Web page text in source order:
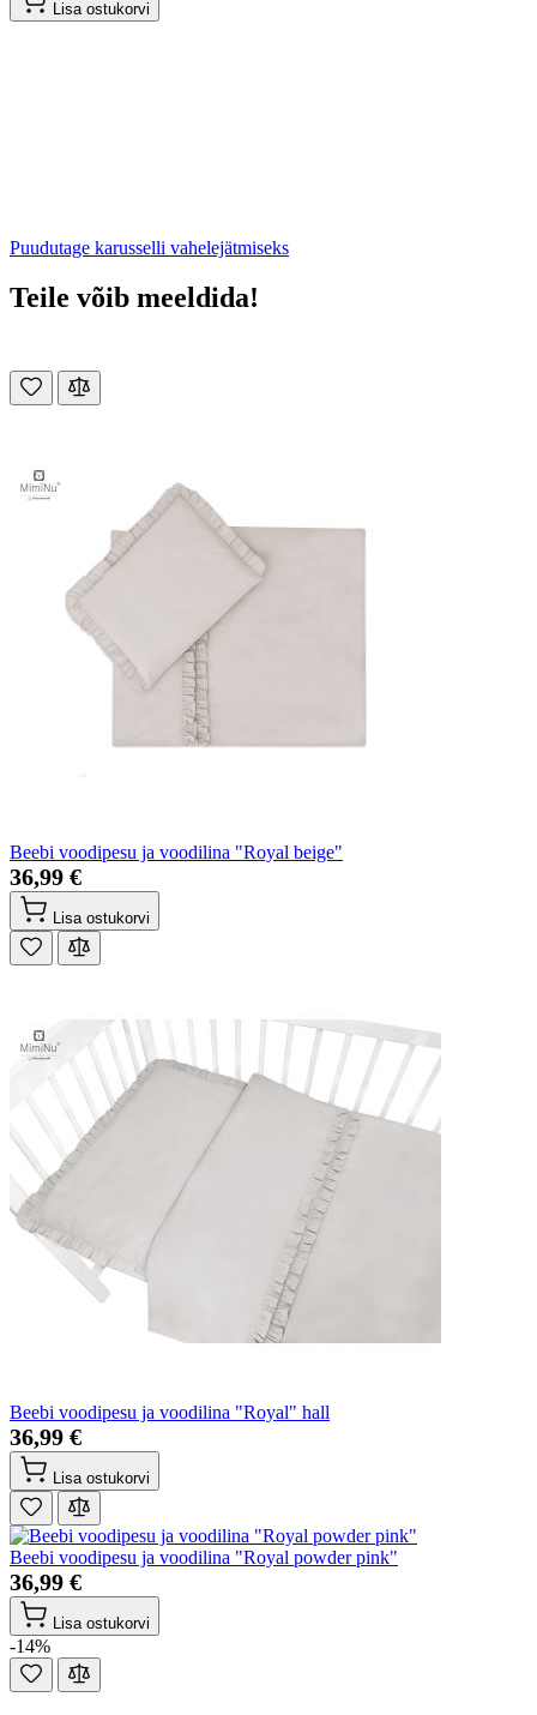
Lisa ostukorvi
Puudutage karusselli vahelejätmiseks
Teile võib meeldida!
Beebi voodipesu ja voodilina "Royal beige"
36,99 €
Lisa ostukorvi
Beebi voodipesu ja voodilina "Royal" hall
36,99 €
Lisa ostukorvi
Beebi voodipesu ja voodilina "Royal powder pink"
36,99 €
Lisa ostukorvi
-14%